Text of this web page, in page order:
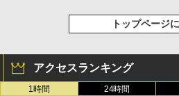
トップページ
アクセスランキング
1時間 24時間